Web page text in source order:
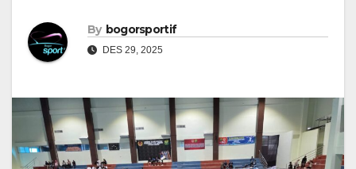
By bogorsportif
DES 29, 2025